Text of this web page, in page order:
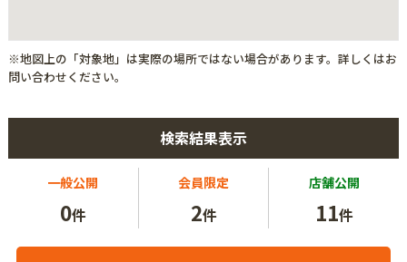
※地図上の「対象地」は実際の場所ではない場合があります。詳しくはお
問い合わせください。
検索結果表示
一般公開
0件
会員限定
2件
店舗公開
11件